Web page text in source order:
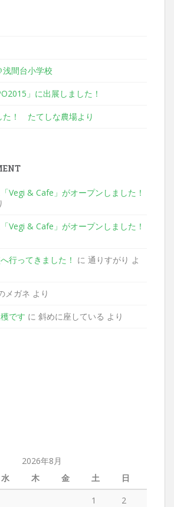
浅間台小学校
」に出展しました！
た！ たてしな農場より
Vegi & Cafe」がオープンしました！
Vegi & Cafe」がオープンしました！
行ってきました！ に 通りすがり よ
メガネ より
です に 斜めに座している より
2026年8月
水 木 金 土 日
1
2